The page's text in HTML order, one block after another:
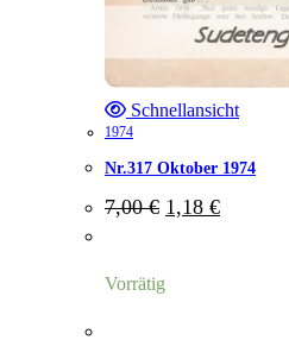
Schnellansicht
1974
Nr.317 Oktober 1974
7,00€ Ursprünglicher
Preis
1,18 €Aktueller
Vorrätig